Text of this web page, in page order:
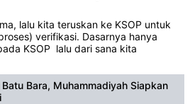
lalu kita teruskan ke KSOP untuk
verifikasi. Dasarnya hanya
KSOP lalu dari sana kita
Bara, Muhammadiyah Siapkan